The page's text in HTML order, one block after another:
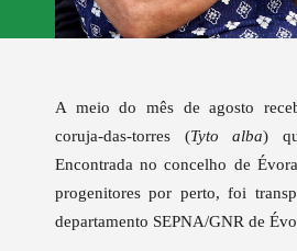
A meio do mês de agosto
coruja-das-torres (Tyto alba)
Encontrada noconcelho de
progenitores por perto, foi
departamento SEPNA/GNR de